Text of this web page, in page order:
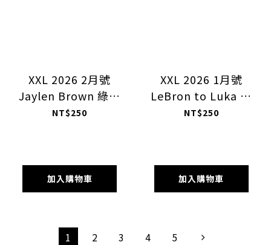
XXL 2026 2月號
Jaylen Brown 綠血
傳承 / 洛杉磯明星
NT$250
加入購物車
XXL 2026 1月號
LeBron to Luka 紫
金復辟的序章
NT$250
加入購物車
1 2 3 4 5